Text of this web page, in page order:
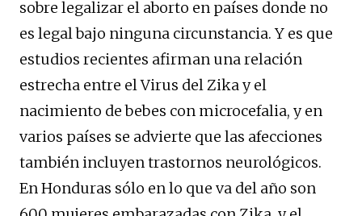
sobre legalizar el aborto en países donde no
es legal bajo ninguna circunstancia. Y es que
estudios recientes afirman una relación
estrecha entre el Virus del Zika y el
nacimiento de bebes con microcefalia, y en
varios países se advierte que las afecciones
también incluyen trastornos neurológicos.
En Honduras sólo en lo que va del año son